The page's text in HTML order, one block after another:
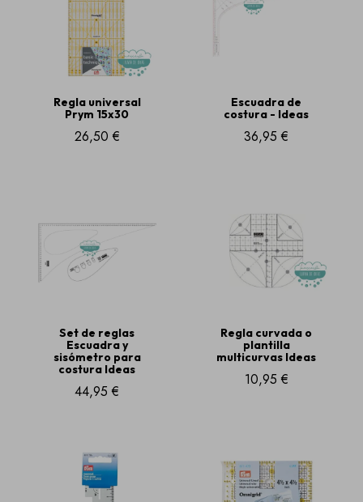
Regla universal
Prym 15x30
26,50 €
Escuadra de
costura - Ideas
36,95 €
Set de reglas
Escuadra y
sisómetro para
costura Ideas
44,95 €
Regla curvada o
plantilla
multicurvas Ideas
10,95 €